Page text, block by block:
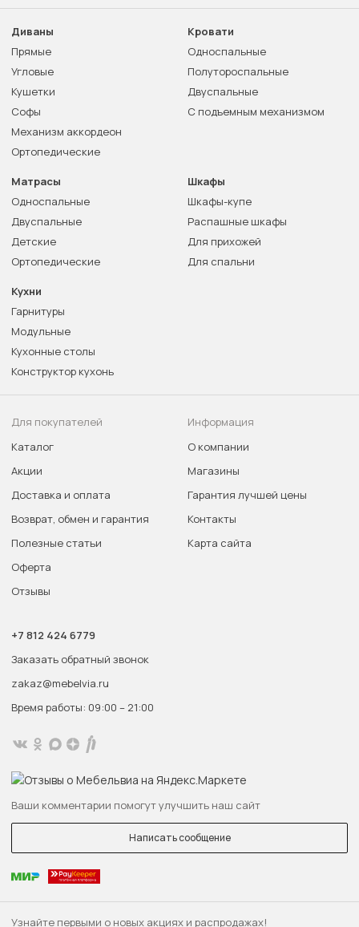
Узнайте первыми о новых акциях и распродажах!
Диваны
Прямые
Угловые
Кушетки
Софы
Механизм аккордеон
Ортопедические
Кровати
Односпальные
Полутороспальные
Двуспальные
С подъемным механизмом
Матрасы
Односпальные
Двуспальные
Детские
Ортопедические
Шкафы
Шкафы-купе
Распашные шкафы
Для прихожей
Для спальни
Кухни
Гарнитуры
Модульные
Кухонные столы
Конструктор кухонь
Для покупателей
Каталог
Акции
Доставка и оплата
Возврат, обмен и гарантия
Полезные статьи
Оферта
Отзывы
Информация
О компании
Магазины
Гарантия лучшей цены
Контакты
Карта сайта
+7 812 424 6779
Заказать обратный звонок
zakaz@mebelvia.ru
Время работы: 09:00 – 21:00
Ваши комментарии помогут улучшить наш сайт
Написать сообщение